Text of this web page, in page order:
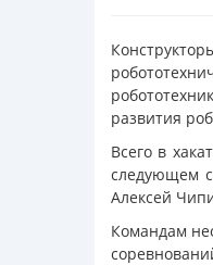
развития
Всего в
следующем
Алексей
Командам